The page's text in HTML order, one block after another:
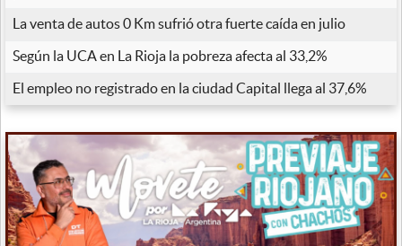
La venta de autos 0 Km sufrió otra fuerte caída en julio
Según la UCA en La Rioja la pobreza afecta al 33,2%
El empleo no registrado en la ciudad Capital llega al 37,6%